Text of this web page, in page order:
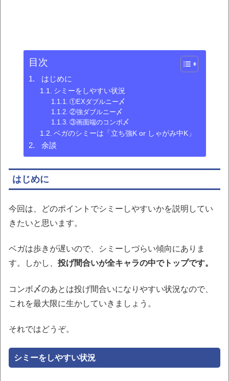
目次
はじめに
シミーをしやすい状況
①EXダブルニー〆
②強ダブルニー〆
③画面端のコンボ〆
ベガのシミーは「立ち強K or しゃがみ中K」
余談
はじめに
今回は、どのポイントでシミーしやすいかを説明してい
きたいと思います。
ベガは歩きが遅いので、シミーしづらい傾向にありま
す。しかし、 投げ間合いが全キャラの中でトップです。
コンボ〆のあとは投げ間合いになりやすい状況なので、
これを最大限に生かしていきましょう。
それではどうぞ。
シミーをしやすい状況